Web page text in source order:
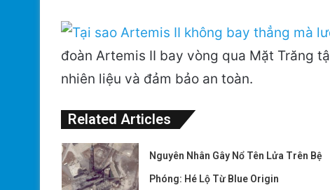
đoàn Artemis II bay vòng qua Mặt Trăng
nhiên liệu và đảm bảo an toàn.
Related Articles
Nguyên Nhân Gây Nổ Tên Lửa Trên Bệ
Phóng: Hé Lộ Từ Blue Origin